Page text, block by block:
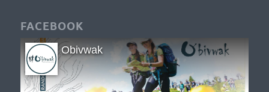
FACEBOOK
Obivwak